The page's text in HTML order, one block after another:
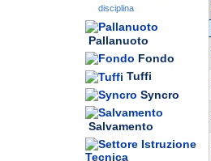
Pallanuoto
Fondo
Tuffi
Syncro
Salvamento